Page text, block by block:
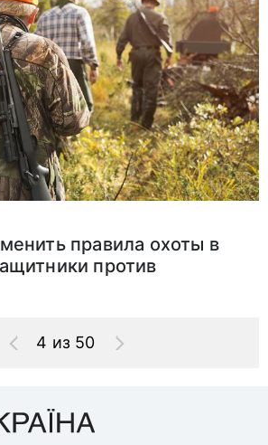
правила охоты в
против
4 из 50